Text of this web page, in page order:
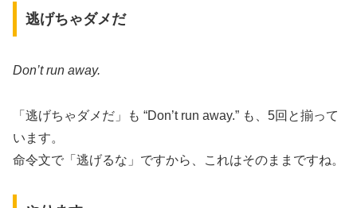
逃げちゃダメだ
Don’t run away.
「逃げちゃダメだ」も “Don’t run away.” も、5回と揃って
います。
命令文で「逃げるな」ですから、これはそのままですね。